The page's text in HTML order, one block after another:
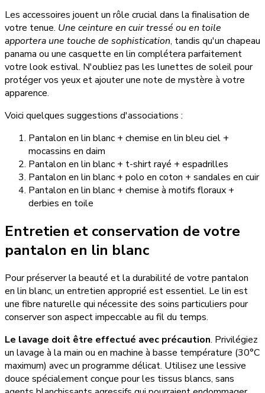
Les accessoires jouent un rôle crucial dans la finalisation de
votre tenue. Une ceinture en cuir tressé ou en toile
apportera une touche de sophistication, tandis qu'un chapeau
panama ou une casquette en lin complétera parfaitement
votre look estival. N'oubliez pas les lunettes de soleil pour
protéger vos yeux et ajouter une note de mystère à votre
apparence.
Voici quelques suggestions d'associations :
Pantalon en lin blanc + chemise en lin bleu ciel +
mocassins en daim
Pantalon en lin blanc + t-shirt rayé + espadrilles
Pantalon en lin blanc + polo en coton + sandales en cuir
Pantalon en lin blanc + chemise à motifs floraux +
derbies en toile
Entretien et conservation de votre
pantalon en lin blanc
Pour préserver la beauté et la durabilité de votre pantalon
en lin blanc, un entretien approprié est essentiel. Le lin est
une fibre naturelle qui nécessite des soins particuliers pour
conserver son aspect impeccable au fil du temps.
Le lavage doit être effectué avec précaution. Privilégiez
un lavage à la main ou en machine à basse température (30°C
maximum) avec un programme délicat. Utilisez une lessive
douce spécialement conçue pour les tissus blancs, sans